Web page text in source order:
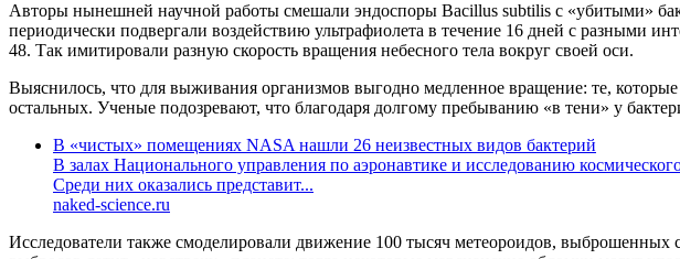
Авторы нынешней научной работы смешали эндоспоры Bacillus subtilis с «убитыми»
периодически подвергали воздействию ультрафиолета в течение 16 дней с разными
48. Так имитировали разную скорость вращения небесного тела вокруг своей оси.
Выяснилось, что для выживания организмов выгодно медленное вращение: те,
остальных. Ученые подозревают, что благодаря долгому пребыванию «в тени» у
В «чистых» помещениях NASA нашли 26 неизвестных видов бактерий
В залах Национального управления по аэронавтике и исследованию
Среди них оказались представит...
naked-science.ru
Исследователи также смоделировали движение 100 тысяч метеороидов,